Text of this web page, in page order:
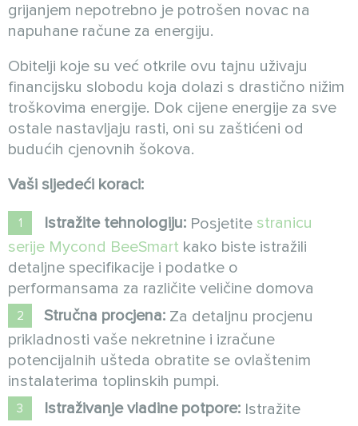
grijanjem nepotrebno je potrošen novac na
napuhane račune za energiju.
Obitelji koje su već otkrile ovu tajnu uživaju
financijsku slobodu koja dolazi s drastično nižim
troškovima energije. Dok cijene energije za sve
ostale nastavljaju rasti, oni su zaštićeni od
budućih cjenovnih šokova.
Vaši sljedeći koraci:
Istražite tehnologiju: Posjetite stranicu
serije Mycond BeeSmart kako biste istražili
detaljne specifikacije i podatke o
performansama za različite veličine domova
Stručna procjena: Za detaljnu procjenu
prikladnosti vaše nekretnine i izračune
potencijalnih ušteda obratite se ovlaštenim
instalaterima toplinskih pumpi.
Istraživanje vladine potpore: Istražite